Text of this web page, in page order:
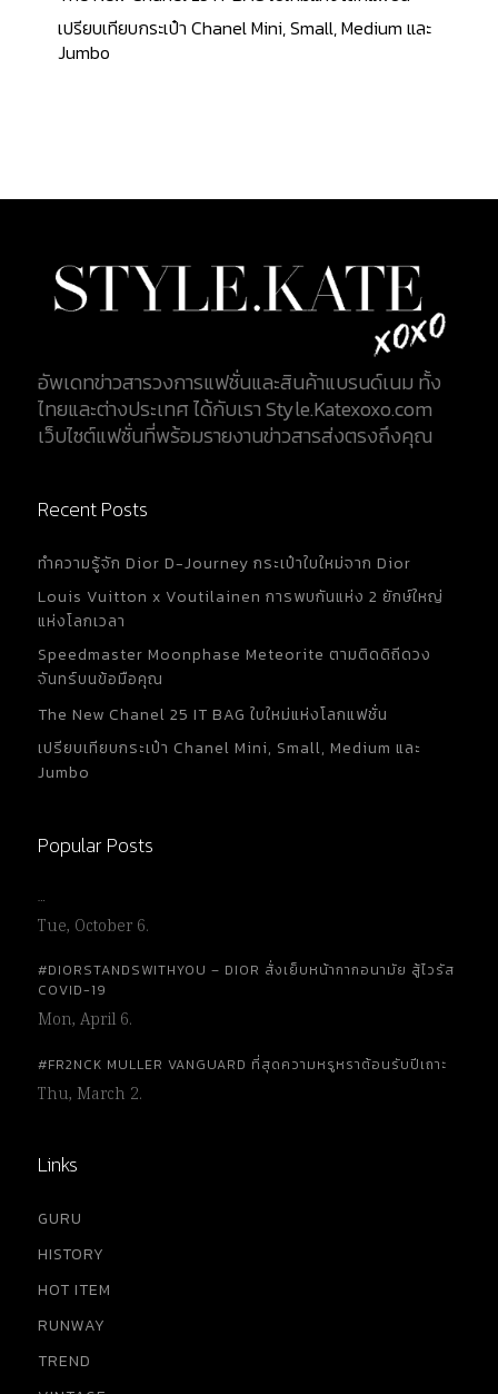
Watchmaking Creation Steeped in Heritage
นาฬิกาของ Louis Vuitton นอกเหนือจากคอลเลกชั่น
คลาสสิกอย่างนาฬิกา Tambour, Spin Time และ
Louis Vuitton Watch Prize for Independent
ร่วมมือกันระหว่าง Louis Vuitton และผู้ผลิตนาฬิกา
อิสระที่มีชื่อเสียงที่สุดบางราย...
เปรียบเทียบกระเป๋า Chanel Mini, Small, Medium และ
Jumbo
อัพเดทข่าวสารวงการแฟชั่นและสินค้าแบรนด์เนม ทั้ง
ไทยและต่างประเทศ ได้กับเรา Style.Katexoxo.com
เว็บไซต์แฟชั่นที่พร้อมรายงานข่าวสารส่งตรงถึงคุณ
Recent Posts
ทำความรู้จัก Dior D-Journey กระเป๋าใบใหม่จาก Dior
Louis Vuitton x Voutilainen การพบกันแห่ง 2 ยักษ์ใหญ่
แห่งโลกเวลา
Speedmaster Moonphase Meteorite ตามติดดิถีดวง
จันทร์บนข้อมือคุณ
The New Chanel 25 IT BAG ใบใหม่แห่งโลกแฟชั่น
เปรียบเทียบกระเป๋า Chanel Mini, Small, Medium และ
Jumbo
Popular Posts
…
Tue, October 6.
#DIORSTANDSWITHYOU – DIOR สั่งเย็บหน้ากากอนามัย สู้ไวรัส
COVID-19
Mon, April 6.
#FR2NCK MULLER VANGUARD ที่สุดความหรูหราต้อนรับปีเถาะ
Thu, March 2.
Links
GURU
HISTORY
HOT ITEM
RUNWAY
TREND